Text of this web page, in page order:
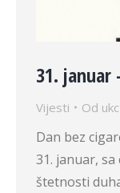
31. januar
Vijesti Od
Dan bez
31. januar,
štetnosti